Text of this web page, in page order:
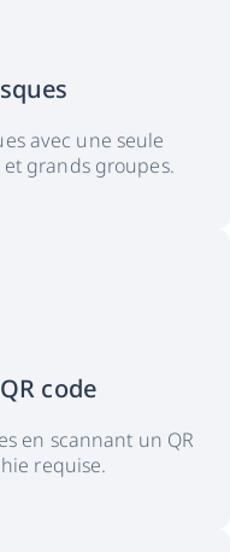
avec une seule
grands groupes.
code
en scannant un QR
requise.